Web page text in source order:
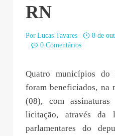
RN
Por Lucas Tavares
8 de
0 Comentários
Quatro municípios
foram beneficiados, na
(08), com
licitação, através da
parlamentares do